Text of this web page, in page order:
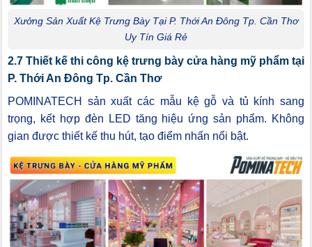
Xưởng Sản Xuất Kệ Trưng Bày Tại P. Thới An Đông Tp. Cần Thơ
Uy Tín Giá Rẻ
2.7 Thiết kế thi công kệ trưng bày cửa hàng mỹ phẩm tại
P. Thới An Đông Tp. Cần Thơ
POMINATECH sản xuất các mẫu kệ gỗ và tủ kính sang
trọng, kết hợp đèn LED tăng hiệu ứng sản phẩm. Không
gian được thiết kế thu hút, tạo điểm nhấn nổi bật.